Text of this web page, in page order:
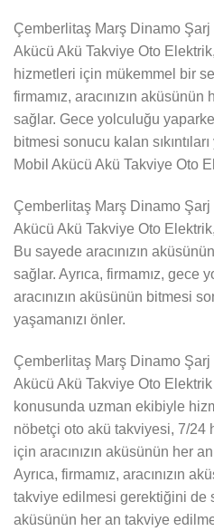
Çemberlitaş Marş Dinamo
Akücü Akü Takviye Oto
hizmetleri için mükemmel bir
firmamız, aracınızın
sağlar. Gece yolculuğu
bitmesi sonucu kalan
Mobil Akücü Akü Takviye Oto
Çemberlitaş Marş Dinamo
Akücü Akü Takviye Oto
Bu sayede aracınızın
sağlar. Ayrıca, firmamız, gece
aracınızın aküsünün bitmesi
yaşamanızı önler.
Çemberlitaş Marş Dinamo
Akücü Akü Takviye Oto
konusunda uzman ekibiyle
nöbetçi oto akü takviyesi, 7/24
için aracınızın aküsünün her
Ayrıca, firmamız, aracınızın
takviye edilmesi gerektiğini de
aküsünün her an takviye